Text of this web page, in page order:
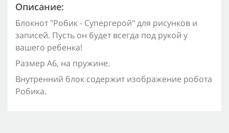
Описание:
Блокнот "Робик - Супергерой" для рисунков и
записей. Пусть он будет всегда под рукой у
вашего ребенка!
Размер А6, на пружине.
Внутренний блок содержит изображение робота
Робика.